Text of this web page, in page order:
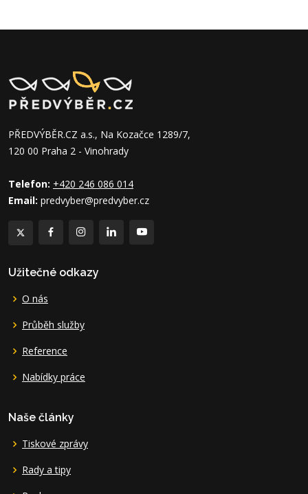
PŘEDVÝBĚR.CZ a.s., Na Kozačce 1289/7,
120 00 Praha 2 - Vinohrady
Telefon: +420 246 086 014
Email: predvyber@predvyber.cz
Užitečné odkazy
O nás
Průběh služby
Reference
Nabídky práce
Naše články
Tiskové zprávy
Rady a tipy